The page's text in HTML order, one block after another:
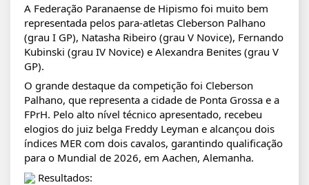
A Federação Paranaense de Hipismo foi muito bem
representada pelos para-atletas Cleberson Palhano
(grau I GP), Natasha Ribeiro (grau V Novice), Fernando
Kubinski (grau IV Novice) e Alexandra Benites (grau V
GP).
O grande destaque da competição foi Cleberson
Palhano, que representa a cidade de Ponta Grossa e a
FPrH. Pelo alto nível técnico apresentado, recebeu
elogios do juiz belga Freddy Leyman e alcançou dois
índices MER com dois cavalos, garantindo qualificação
para o Mundial de 2026, em Aachen, Alemanha.
Resultados: